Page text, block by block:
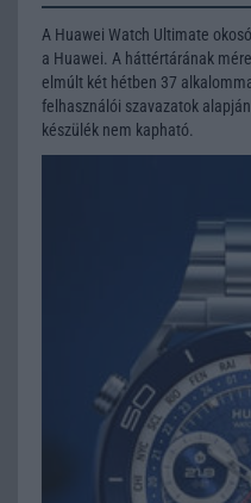
A Huawei Watch Ultimate
a Huawei. A háttértárának
elmúlt két hétben 37
felhasználói szavazatok
készülék nem kapható.